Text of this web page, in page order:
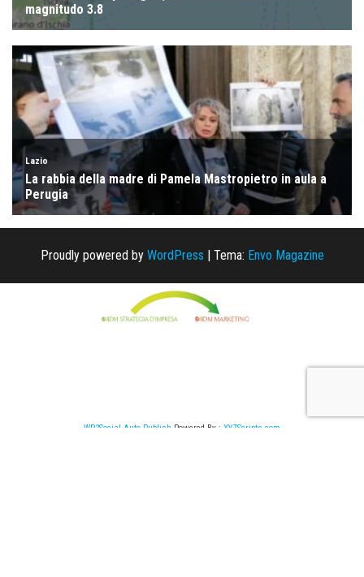
Proudly powered by WordPress Tema: Envo Magazine
WP2Social Auto Publish Powered By : XYZScripts.com